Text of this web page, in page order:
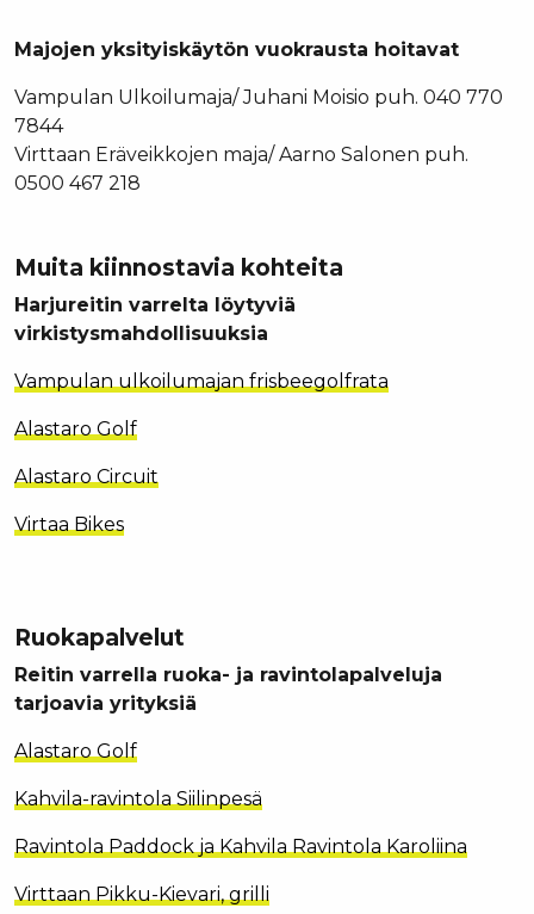
Majojen yksityiskäytön vuokrausta hoitavat
Vampulan Ulkoilumaja/ Juhani Moisio puh. 040 770
7844
Virttaan Eräveikkojen maja/ Aarno Salonen puh.
0500 467 218
Muita kiinnostavia kohteita
Harjureitin varrelta löytyviä
virkistysmahdollisuuksia
Vampulan ulkoilumajan frisbeegolfrata
Alastaro Golf
Alastaro Circuit
Virtaa Bikes
Ruokapalvelut
Reitin varrella ruoka- ja ravintolapalveluja
tarjoavia yrityksiä
Alastaro Golf
Kahvila-ravintola Siilinpesä
Ravintola Paddock ja Kahvila Ravintola Karoliina
Virttaan Pikku-Kievari, grilli